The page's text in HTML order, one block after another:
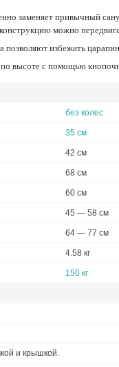
можно
позволяют избежать
по высоте с помощью
без колес
35 cм
42 cм
68 cм
60 cм
45 — 58 cм
64 — 77 cм
4.58 кг
150 кг
и крышкой.